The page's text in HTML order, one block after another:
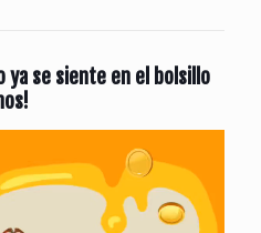
ya se siente en el bolsillo